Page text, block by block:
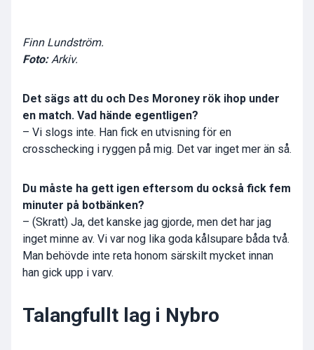
Finn Lundström.
Foto: Arkiv.
Det sägs att du och Des Moroney rök ihop under
en match. Vad hände egentligen?
– Vi slogs inte. Han fick en utvisning för en
crosschecking i ryggen på mig. Det var inget mer än så.
Du måste ha gett igen eftersom du också fick fem
minuter på botbänken?
– (Skratt) Ja, det kanske jag gjorde, men det har jag
inget minne av. Vi var nog lika goda kålsupare båda två.
Man behövde inte reta honom särskilt mycket innan
han gick upp i varv.
Talangfullt lag i Nybro